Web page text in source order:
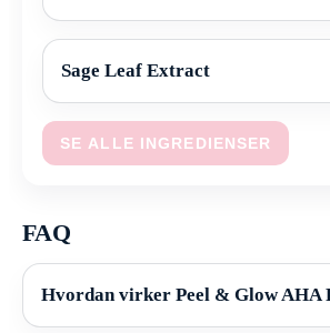
Sage Leaf Extract
SE ALLE INGREDIENSER
FAQ
Hvordan virker Peel & Glow AHA